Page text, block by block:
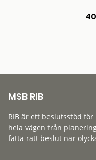
40
MSB RIB
RIB är ett beslutsstöd
hela vägen från
fatta rätt beslut när